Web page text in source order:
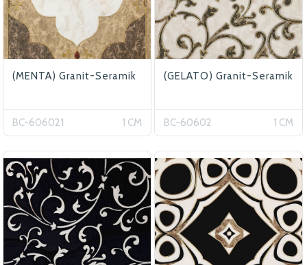
(MENTA) Granit-Seramik
BC-606021 1 CM
(GELATO) Granit-Seramik
BC-60602 1 CM